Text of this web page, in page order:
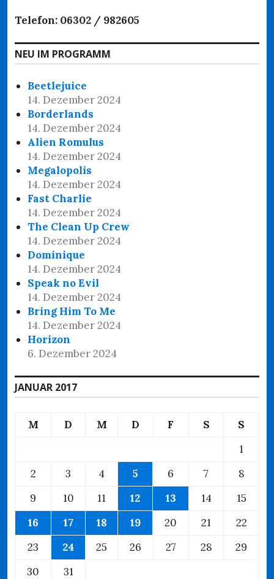
Telefon: 06302 / 982605
NEU IM PROGRAMM
Beetlejuice
14. Dezember 2024
Borderlands
14. Dezember 2024
Alien Romulus
14. Dezember 2024
Megalopolis
14. Dezember 2024
Fast Charlie
14. Dezember 2024
The Clean Up Crew
14. Dezember 2024
Dominique
14. Dezember 2024
Speak no Evil
14. Dezember 2024
Bring Him To Me
14. Dezember 2024
Horizon
6. Dezember 2024
JANUAR 2017
M D M D F S
S
1
2
3 4 5 6 7
8
9
10 11 12 13 14
15
16
17 18 19 20 21
22
23
24 25 26 27 28
29
30
31